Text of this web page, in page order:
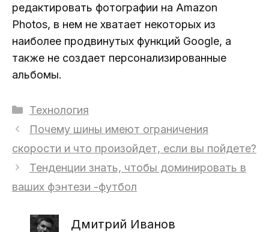
редактировать фотографии на Amazon
Photos, в нем не хватает некоторых из
наиболее продвинутых функций Google, а
также не создает персонализированные
альбомы.
Рубрики
Технология
Почему шины имеют ограничения
скорости и что произойдет, если вы пойдете?
Тенденции знать, чтобы доминировать в
ваших фэнтези -футбол
Дмитрий Иванов